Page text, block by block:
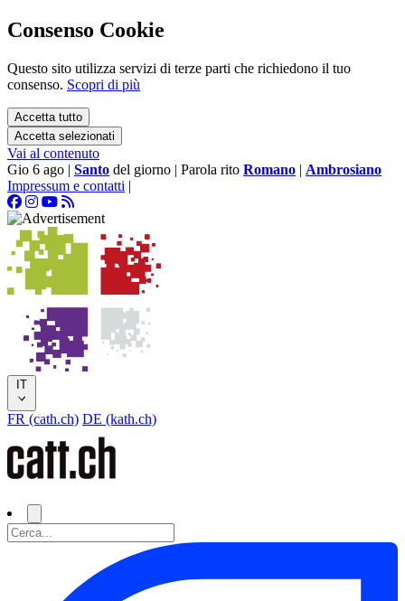
Consenso Cookie
Questo sito utilizza servizi di terze parti che richiedono il tuo
consenso. Scopri di più
Accetta tutto
Accetta selezionati
Vai al contenuto
Gio 6 ago | Santo del giorno | Parola rito Romano | Ambrosiano
Impressum e contatti |
IT
FR (cath.ch) DE (kath.ch)